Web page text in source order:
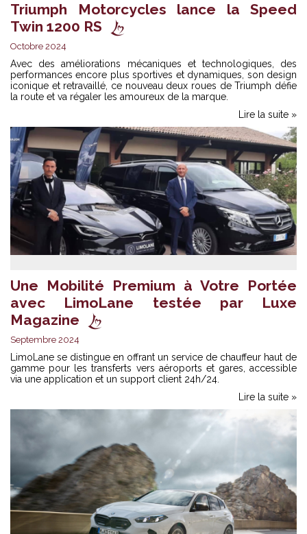
Triumph Motorcycles lance la Speed
Twin 1200 RS
Octobre 2024
Avec des améliorations mécaniques et technologiques, des
performances encore plus sportives et dynamiques, son design
iconique et retravaillé, ce nouveau deux roues de Triumph défie
la route et va régaler les amoureux de la marque.
Lire la suite »
Une Mobilité Premium à Votre Portée
avec LimoLane testée par Luxe
Magazine
Septembre 2024
LimoLane se distingue en offrant un service de chauffeur haut de
gamme pour les transferts vers aéroports et gares, accessible
via une application et un support client 24h/24.
Lire la suite »